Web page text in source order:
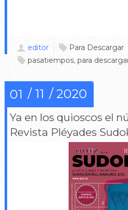
editor
Para Descargar
pasatiempos, para
01 11 2020
Ya en los quioscos el
Revista Pléyades